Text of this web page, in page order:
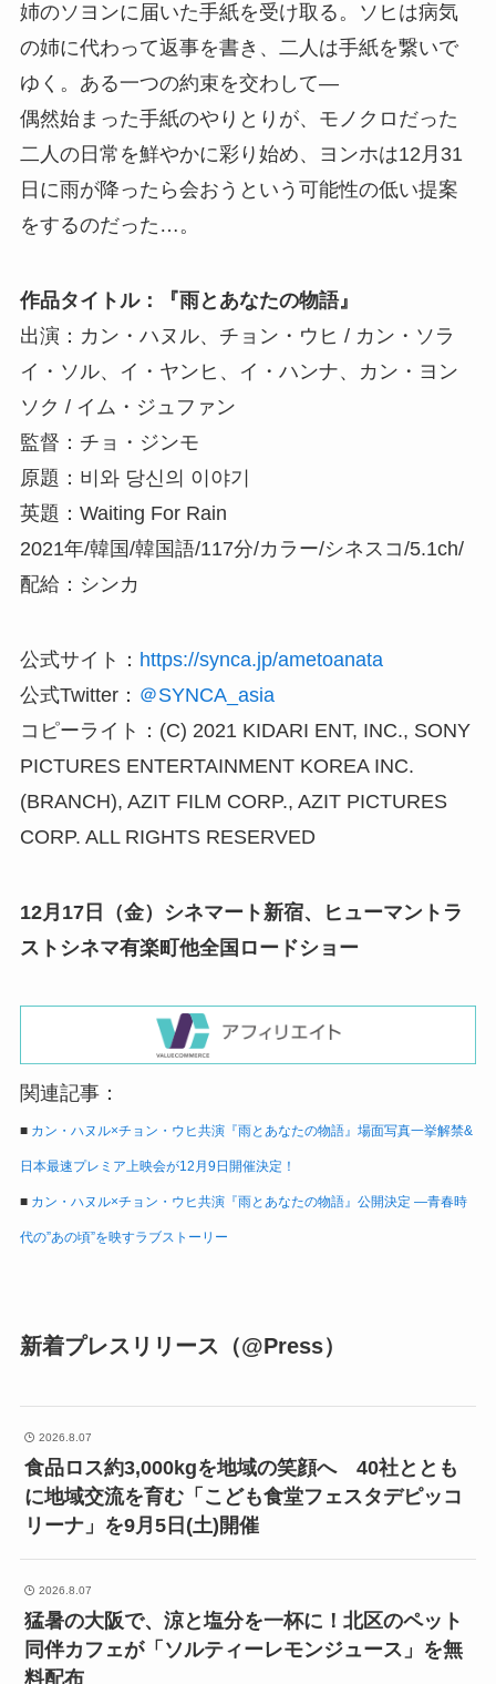
姉のソヨンに届いた手紙を受け取る。ソヒは病気
の姉に代わって返事を書き、二人は手紙を繋いで
ゆく。ある一つの約束を交わして―
偶然始まった手紙のやりとりが、モノクロだった
二人の日常を鮮やかに彩り始め、ヨンホは12月31
日に雨が降ったら会おうという可能性の低い提案
をするのだった…。
作品タイトル：『雨とあなたの物語』
出演：カン・ハヌル、チョン・ウヒ / カン・ソラ
イ・ソル、イ・ヤンヒ、イ・ハンナ、カン・ヨン
ソク / イム・ジュファン
監督：チョ・ジンモ
原題：비와 당신의 이야기
英題：Waiting For Rain
2021年/韓国/韓国語/117分/カラー/シネスコ/5.1ch/
配給：シンカ
公式サイト： https://synca.jp/ametoanata
公式Twitter： ＠SYNCA_asia
コピーライト：(C) 2021 KIDARI ENT, INC., SONY
PICTURES ENTERTAINMENT KOREA INC.
(BRANCH), AZIT FILM CORP., AZIT PICTURES
CORP. ALL RIGHTS RESERVED
12月17日（金）シネマート新宿、ヒューマントラ
ストシネマ有楽町他全国ロードショー
関連記事：
■ カン・ハヌル×チョン・ウヒ共演『雨とあなたの物語』場面写真一挙解禁&
日本最速プレミア上映会が12月9日開催決定！
■ カン・ハヌル×チョン・ウヒ共演『雨とあなたの物語』公開決定 ―青春時
代の”あの頃”を映すラブストーリー
新着プレスリリース（@Press）
2026.8.07
食品ロス約3,000kgを地域の笑顔へ 40社ととも
に地域交流を育む「こども食堂フェスタデピッコ
リーナ」を9月5日(土)開催
2026.8.07
猛暑の大阪で、涼と塩分を一杯に！北区のペット
同伴カフェが「ソルティーレモンジュース」を無
料配布